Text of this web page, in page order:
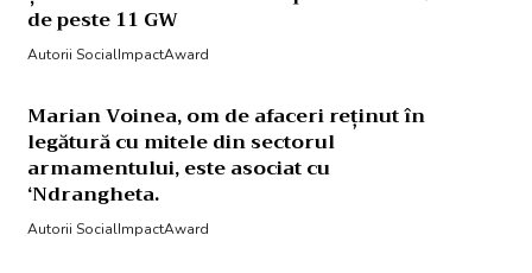
de peste 11 GW
Autorii SocialImpactAward
Marian Voinea, om de afaceri reținut în
legătură cu mitele din sectorul
armamentului, este asociat cu
‘Ndrangheta.
Autorii SocialImpactAward